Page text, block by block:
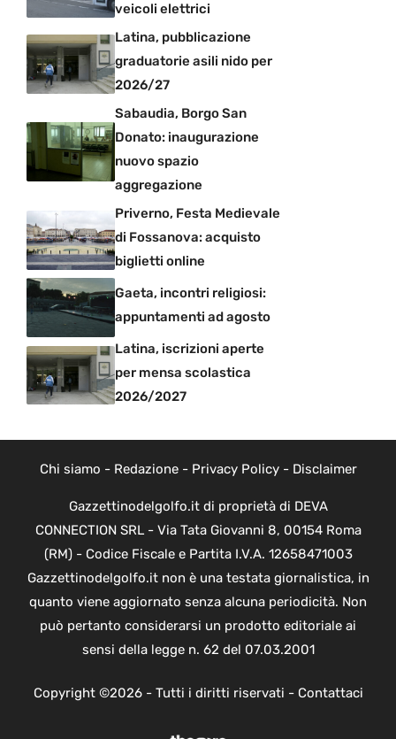
veicoli elettrici
Latina, pubblicazione
graduatorie asili nido per
2026/27
Sabaudia, Borgo San
Donato: inaugurazione
nuovo spazio
aggregazione
Priverno, Festa Medievale
di Fossanova: acquisto
biglietti online
Gaeta, incontri religiosi:
appuntamenti ad agosto
Latina, iscrizioni aperte
per mensa scolastica
2026/2027
Chi siamo - Redazione- Privacy Policy- Disclaimer
Gazzettinodelgolfo.it di proprietà di DEVA
CONNECTION SRL - Via Tata Giovanni 8, 00154 Roma
(RM) - Codice Fiscale e Partita I.V.A. 12658471003
Gazzettinodelgolfo.it non è una testata giornalistica, in
quanto viene aggiornato senza alcuna periodicità. Non
può pertanto considerarsi un prodotto editoriale ai
sensi della legge n. 62 del 07.03.2001
Copyright ©2026 - Tutti i diritti riservati - Contattaci